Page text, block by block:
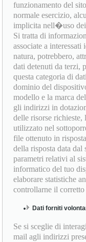
funzionamento del
normale esercizio,
implicita nell�uso
Si tratta di
associate a
natura, potrebbero,
dati detenuti da terzi,
questa categoria di
dominio del
modello e la marca
gli indirizzi in
delle risorse
utilizzato nel
file ottenuto in
della risposta data
parametri relativi al
informatico del tuo
elaborare statistiche
controllarne il
Dati forniti
Se si sceglie di
mail agli indirizzi